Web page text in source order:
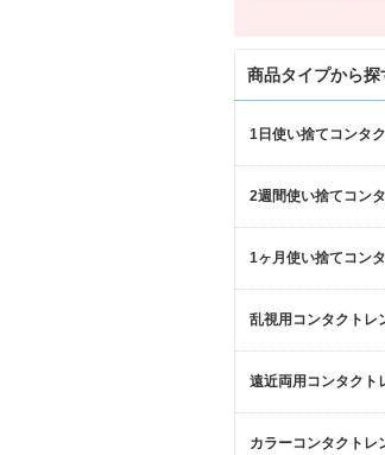
商品タイプから探
1日使い捨てコンタ
2週間使い捨てコン
1ヶ月使い捨てコン
乱視用コンタクトレ
遠近両用コンタクト
カラーコンタクトレ